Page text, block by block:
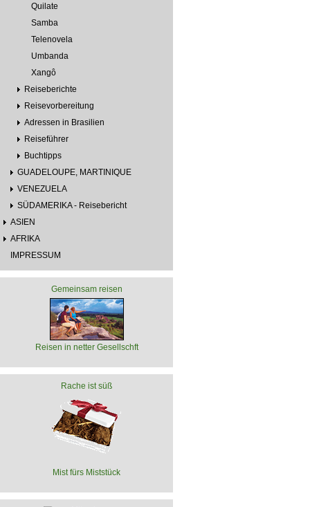
Quilate
Samba
Telenovela
Umbanda
Xangô
Reiseberichte
Reisevorbereitung
Adressen in Brasilien
Reiseführer
Buchtipps
GUADELOUPE, MARTINIQUE
VENEZUELA
SÜDAMERIKA - Reisebericht
ASIEN
AFRIKA
IMPRESSUM
Gemeinsam reisen
Reisen in netter Gesellschft
Rache ist süß
Mist fürs Miststück